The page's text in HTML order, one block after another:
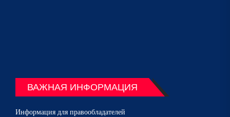
ВАЖНАЯ ИНФОРМАЦИЯ
Информация для правообладателей